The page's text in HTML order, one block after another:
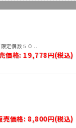
定個数５０ ..
価格: 19,778円(税込)
売価格: 8,800円(税込)